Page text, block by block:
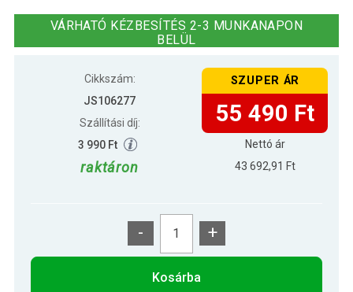
VÁRHATÓ KÉZBESÍTÉS 2-3 MUNKANAPON
BELÜL
Cikkszám:
JS106277
Szállítási díj:
3 990 Ft
raktáron
SZUPER ÁR
55 490 Ft
Nettó ár
43 692,91 Ft
- +
Kosárba